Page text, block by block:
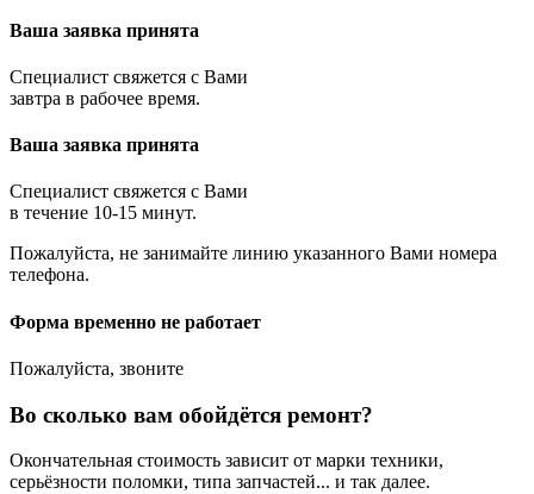
Ваша заявка принята
Специалист свяжется с Вами
завтра в рабочее время.
Ваша заявка принята
Специалист свяжется с Вами
в течение 10-15 минут.
Пожалуйста, не занимайте линию указанного Вами номера
телефона.
Форма временно не работает
Пожалуйста, звоните
Во сколько вам обойдётся ремонт?
Окончательная стоимость зависит от марки техники,
серьёзности поломки, типа запчастей... и так далее.